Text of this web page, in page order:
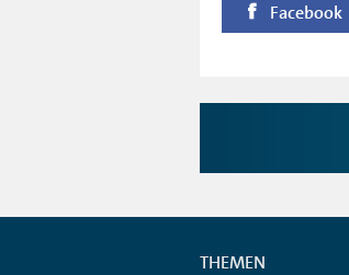
Facebook
THEMEN